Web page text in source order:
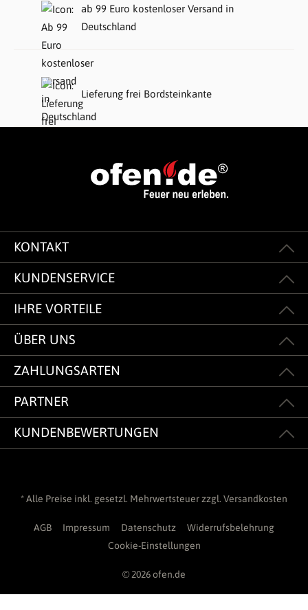
ab 99 Euro kostenloser Versand in
Deutschland
Lieferung frei Bordsteinkante
KONTAKT
KUNDENSERVICE
IHRE VORTEILE
ÜBER UNS
ZAHLUNGSARTEN
PARTNER
KUNDENBEWERTUNGEN
* Alle Preise inkl. gesetzl. Mehrwertsteuer zzgl. Versandkosten
AGB Impressum Datenschutz
Widerrufsbelehrung
Cookie-Einstellungen
© 2026 ofen.de